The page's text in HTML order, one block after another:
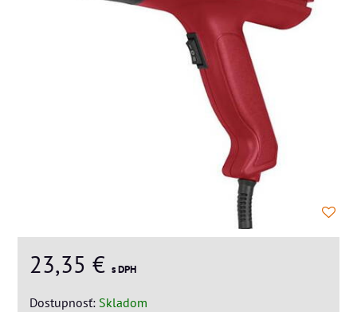
23,35 € s DPH
Dostupnosť: Skladom